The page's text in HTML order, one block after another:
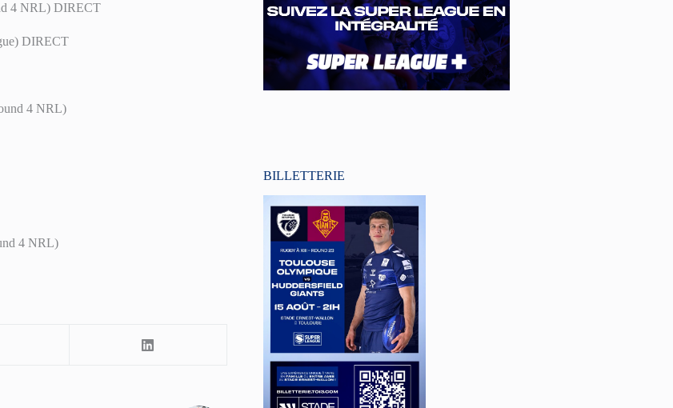
4 NRL) DIRECT
DIRECT
4 NRL)
4 NRL)
BILLETTERIE